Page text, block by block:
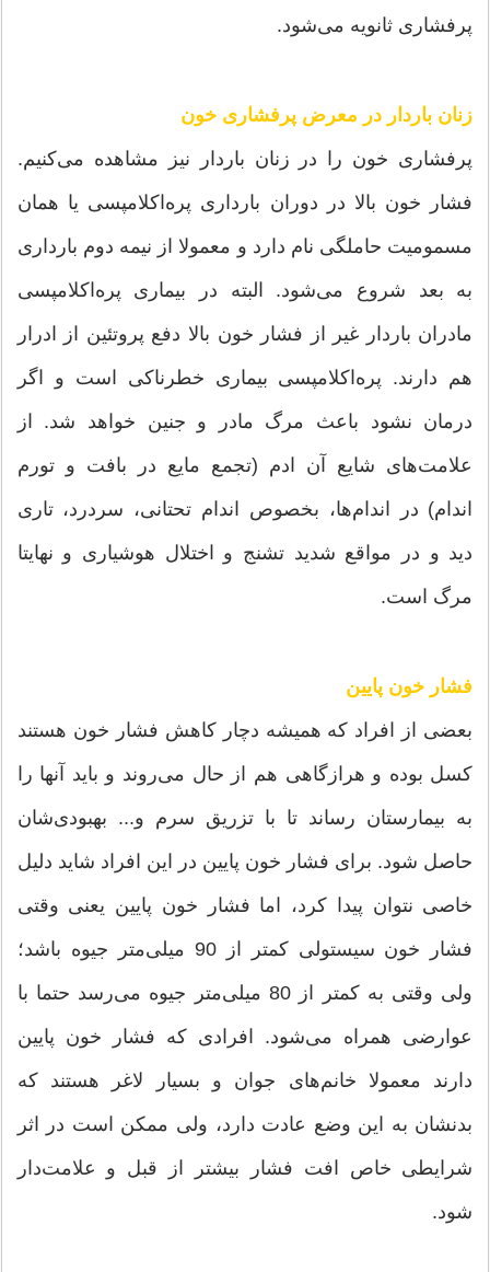
پرفشاری ثانویه می‌شود.
زنان باردار در معرض پرفشاری خون
پرفشاری خون را در زنان باردار نیز مشاهده می‌کنیم.
فشار خون بالا در دوران بارداری پره‌اکلامپسی یا همان
مسمومیت حاملگی نام دارد و معمولا از نیمه دوم بارداری
به بعد شروع می‌شود. البته در بیماری پره‌اکلامپسی
مادران باردار غیر از فشار خون بالا دفع پروتئین از ادرار
هم دارند. پره‌اکلامپسی بیماری خطرناکی است و اگر
درمان نشود باعث مرگ مادر و جنین خواهد شد. از
علامت‌های شایع آن ادم (تجمع مایع در بافت و تورم
اندام) در اندام‌ها، بخصوص اندام تحتانی، سردرد، تاری
دید و در مواقع شدید تشنج و اختلال هوشیاری و نهایتا
مرگ است.
فشار خون پایین
بعضی از افراد که همیشه دچار کاهش فشار خون هستند
کسل‌ بوده و هرازگاهی هم از حال می‌روند و باید آنها را
به بیمارستان رساند تا با تزریق سرم و... بهبودی‌شان
حاصل شود. برای فشار خون پایین در این افراد شاید دلیل
خاصی نتوان پیدا کرد، اما فشار خون پایین یعنی وقتی
فشار خون سیستولی کمتر از 90 میلی‌متر جیوه باشد؛
ولی وقتی به کمتر از 80 میلی‌متر جیوه می‌رسد حتما با
عوارضی همراه می‌شود. افرادی که فشار خون پایین
دارند معمولا خانم‌های جوان و بسیار لاغر هستند که
بدنشان به این وضع عادت دارد، ولی ممکن است در اثر
شرایطی خاص افت فشار بیشتر از قبل و علامت‌دار
شود.